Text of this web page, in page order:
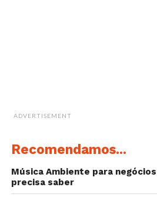
ADVERTISEMENT
Recomendamos...
Música Ambiente para
precisa saber